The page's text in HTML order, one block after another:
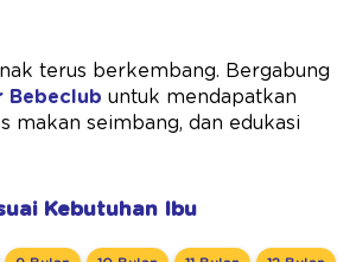
terus berkembang. Bergabung
Bebeclub untuk mendapatkan
makan seimbang, dan edukasi
Kebutuhan Ibu